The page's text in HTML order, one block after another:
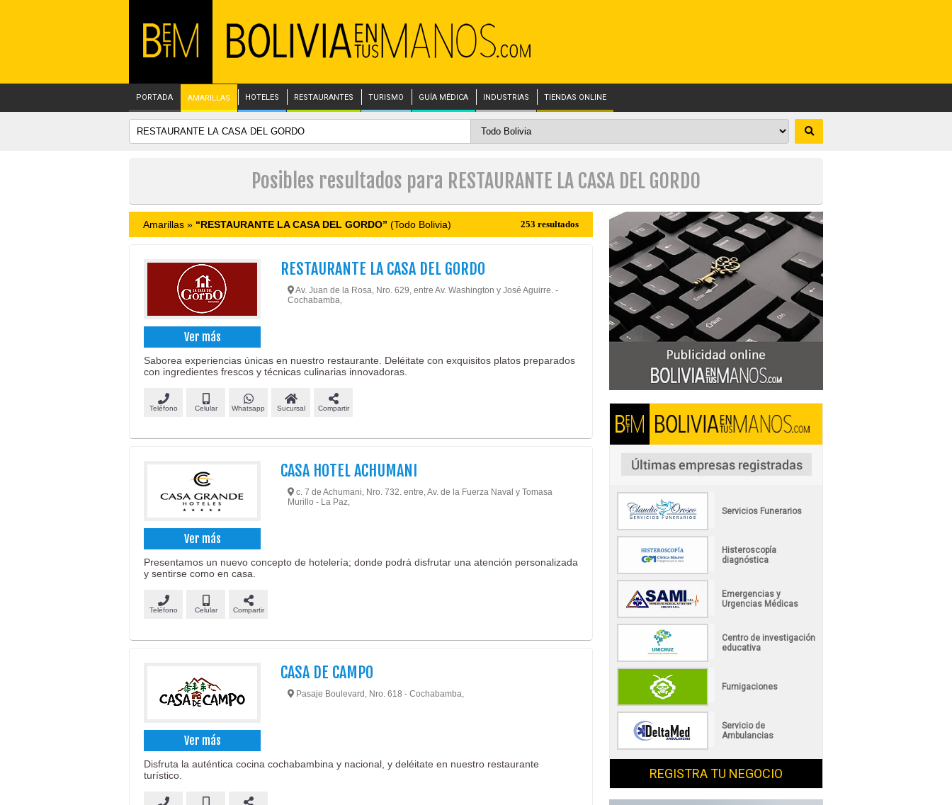
PORTADA AMARILLAS HOTELES RESTAURANTES TURISMO GUÍA MÉDICA INDUSTRIAS TIENDAS ONLINE
Posibles resultados para RESTAURANTE LA CASA DEL GORDO
Amarillas » “RESTAURANTE LA CASA DEL GORDO” (Todo Bolivia) 253 resultados
Ver más
RESTAURANTE LA CASA DEL GORDO
Av. Juan de la Rosa, Nro. 629, entre Av. Washington y José Aguirre. -
Cochabamba,
Saborea experiencias únicas en nuestro restaurante. Deléitate con exquisitos platos preparados
con ingredientes frescos y técnicas culinarias innovadoras.
Teléfono Celular Whatsapp Sucursal Compartir
Ver más
CASA HOTEL ACHUMANI
c. 7 de Achumani, Nro. 732. entre, Av. de la Fuerza Naval y Tomasa
Murillo - La Paz,
Presentamos un nuevo concepto de hotelería; donde podrá disfrutar una atención personalizada
y sentirse como en casa.
Teléfono Celular Compartir
Ver más
CASA DE CAMPO
Pasaje Boulevard, Nro. 618 - Cochabamba,
Disfruta la auténtica cocina cochabambina y nacional, y deléitate en nuestro restaurante
turístico.
Servicios Funerarios
Histeroscopía
diagnóstica
Emergencias y
Urgencias Médicas
Centro de investigación
educativa
Fumigaciones
Servicio de
Ambulancias
REGISTRA TU NEGOCIO